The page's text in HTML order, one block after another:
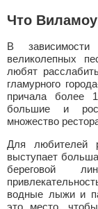
Что
В
великолепных
любят
гламурного
причала более
большие и
множество
Для любителей
выступает
береговой
водные лыжи и
это место,